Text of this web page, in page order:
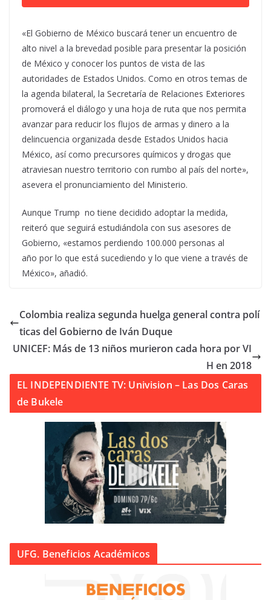
«El Gobierno de México buscará tener un encuentro de
alto nivel a la brevedad posible para presentar la posición
de México y conocer los puntos de vista de las
autoridades de Estados Unidos. Como en otros temas de
la agenda bilateral, la Secretaría de Relaciones Exteriores
promoverá el diálogo y una hoja de ruta que nos permita
avanzar para reducir los flujos de armas y dinero a la
delincuencia organizada desde Estados Unidos hacia
México, así como precursores químicos y drogas que
atraviesan nuestro territorio con rumbo al país del norte»,
asevera el pronunciamiento del Ministerio.
Aunque Trump no tiene decidido adoptar la medida,
reiteró que seguirá estudiándola con sus asesores de
Gobierno, «estamos perdiendo 100.000 personas al
año por lo que está sucediendo y lo que viene a través de
México», añadió.
Colombia realiza segunda huelga general contra polí
ticas del Gobierno de Iván Duque
UNICEF: Más de 13 niños murieron cada hora por VI
H en 2018
EL INDEPENDIENTE TV: Univision – Las Dos Caras
de Bukele
UFG. Beneficios Académicos